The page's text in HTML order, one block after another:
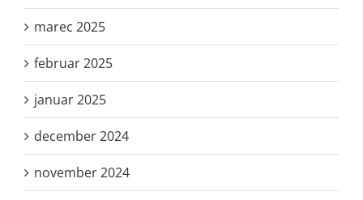
marec 2025
februar 2025
januar 2025
december 2024
november 2024